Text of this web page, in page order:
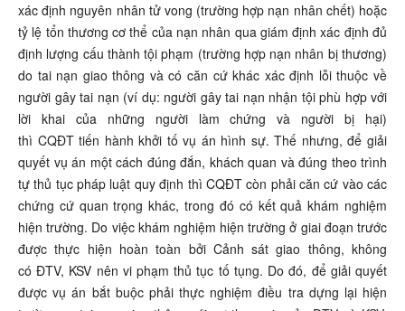
xác định nguyên nhân tử vong (trường hợp nạn nhân chết) hoặc
tỷ lệ tổn thương cơ thể của nạn nhân qua giám định xác định đủ
định lượng cấu thành tội phạm (trường hợp nạn nhân bị thương)
do tai nạn giao thông và có căn cứ khác xác định lỗi thuộc về
người gây tai nạn (ví dụ: người gây tai nạn nhận tội phù hợp với
lời khai của những người làm chứng và người bị hại)
thì CQĐT tiến hành khởi tố vụ án hình sự. Thế nhưng, để giải
quyết vụ án một cách đúng đắn, khách quan và đúng theo trình
tự thủ tục pháp luật quy định thì CQĐT còn phải căn cứ vào các
chứng cứ quan trọng khác, trong đó có kết quả khám nghiệm
hiện trường. Do việc khám nghiệm hiện trường ở giai đoạn trước
được thực hiện hoàn toàn bởi Cảnh sát giao thông, không
có ĐTV, KSV nên vi phạm thủ tục tố tụng. Do đó, để giải quyết
được vụ án bắt buộc phải thực nghiệm điều tra dựng lại hiện